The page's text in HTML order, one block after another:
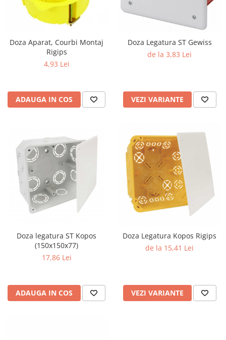
Doza Aparat, Courbi Montaj
Rigips
4,93 Lei
ADAUGA IN COS
Doza Legatura ST Gewiss
de la 3,83 Lei
VEZI VARIANTE
Doza legatura ST Kopos
(150x150x77)
17,86 Lei
ADAUGA IN COS
Doza Legatura Kopos Rigips
de la 15,41 Lei
VEZI VARIANTE